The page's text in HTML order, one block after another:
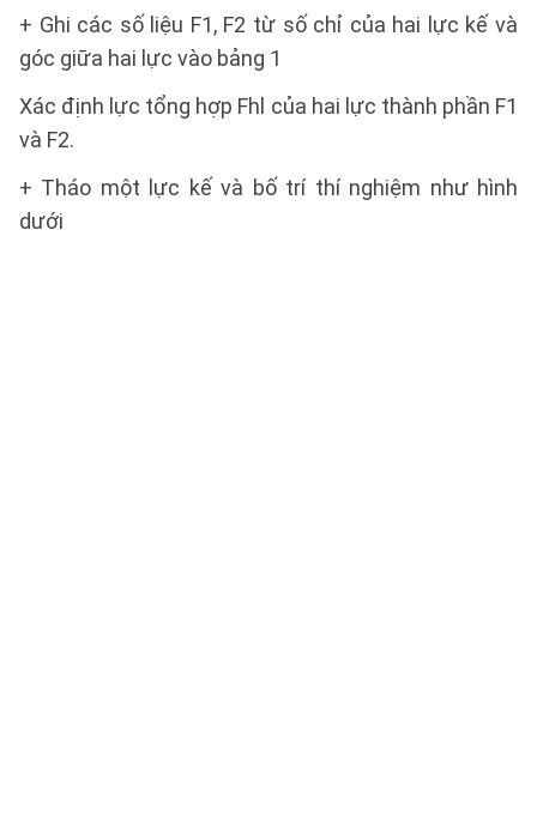
+ Ghi các số liệu F1, F2 từ số chỉ của hai lực kế và
góc giữa hai lực vào bảng 1
Xác định lực tổng hợp Fhl của hai lực thành phần F1
và F2.
+ Tháo một lực kế và bố trí thí nghiệm như hình
dưới